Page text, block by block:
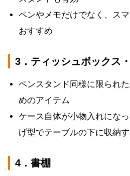
ペンやメモだけでなく、ス
おすすめ
3．ティッシュボックス
ペンスタンド同様に限られ
めのアイテム
ケース自体が小物入れにな
げ型でテーブルの下に収納
4．書棚